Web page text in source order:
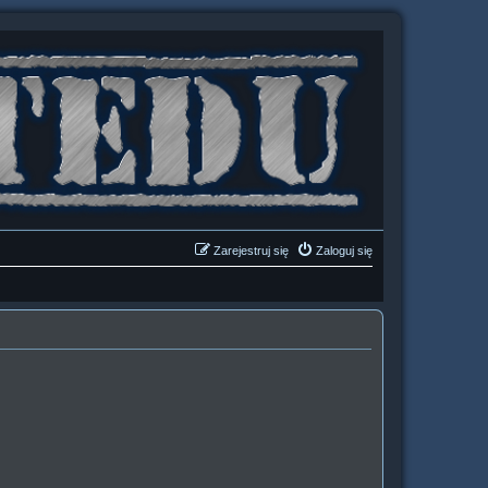
Zaloguj się
Zarejestruj się